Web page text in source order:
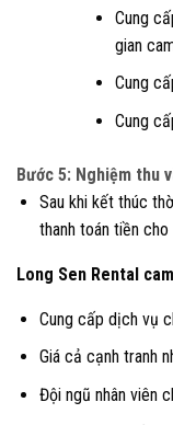
Cung
gian
Cung
Cung
Bước 5: Nghiệm thu
Sau khi kết thúc
thanh toán tiền
Long Sen Rental
Cung cấp dịch vụ
Giá cả cạnh tranh
Đội ngũ nhân viên